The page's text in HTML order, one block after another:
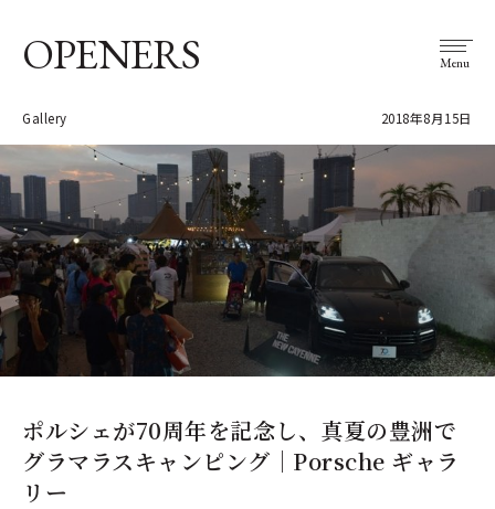
OPENERS Menu
Gallery 2018年8月15日
ポルシェが70周年を記念し、真夏の豊洲で
グラマラスキャンピング｜Porsche ギャラ
リー